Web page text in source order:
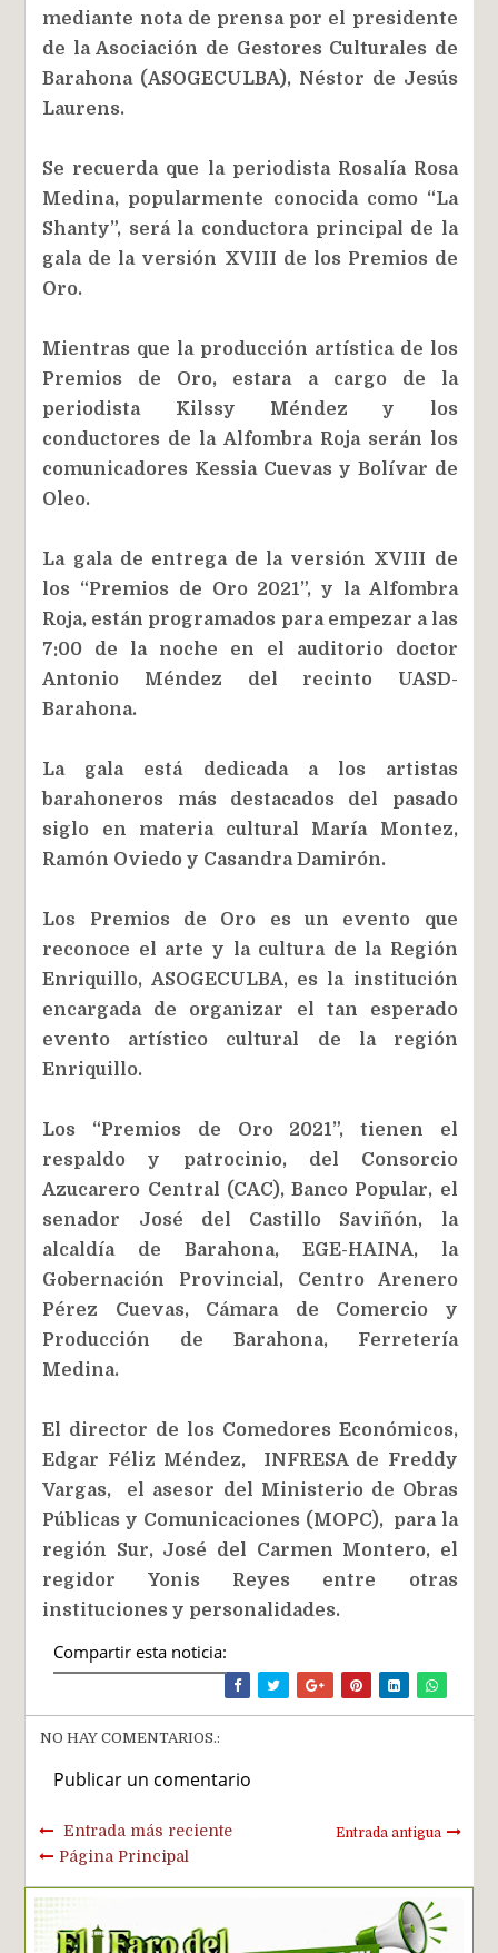
mediante nota de prensa por el presidente
de la Asociación de Gestores Culturales de
Barahona (ASOGECULBA), Néstor de Jesús
Laurens.
Se recuerda que la periodista Rosalía Rosa
Medina, popularmente conocida como “La
Shanty”, será la conductora principal de la
gala de la versión XVIII de los Premios de
Oro.
Mientras que la producción artística de los
Premios de Oro, estara a cargo de la
periodista Kilssy Méndez y los
conductores de la Alfombra Roja serán los
comunicadores Kessia Cuevas y Bolívar de
Oleo.
La gala de entrega de la versión XVIII de
los “Premios de Oro 2021”, y la Alfombra
Roja, están programados para empezar a las
7:00 de la noche en el auditorio doctor
Antonio Méndez del recinto UASD-
Barahona.
La gala está dedicada a los artistas
barahoneros más destacados del pasado
siglo en materia cultural María Montez,
Ramón Oviedo y Casandra Damirón.
Los Premios de Oro es un evento que
reconoce el arte y la cultura de la Región
Enriquillo, ASOGECULBA, es la institución
encargada de organizar el tan esperado
evento artístico cultural de la región
Enriquillo.
Los “Premios de Oro 2021”, tienen el
respaldo y patrocinio, del Consorcio
Azucarero Central (CAC), Banco Popular, el
senador José del Castillo Saviñón, la
alcaldía de Barahona, EGE-HAINA, la
Gobernación Provincial, Centro Arenero
Pérez Cuevas, Cámara de Comercio y
Producción de Barahona, Ferretería
Medina.
El director de los Comedores Económicos,
Edgar Féliz Méndez, INFRESA de Freddy
Vargas, el asesor del Ministerio de Obras
Públicas y Comunicaciones (MOPC), para la
región Sur, José del Carmen Montero, el
regidor Yonis Reyes entre otras
instituciones y personalidades.
Compartir esta noticia:
NO HAY COMENTARIOS.:
Publicar un comentario
Entrada más reciente Entrada antigua
Página Principal